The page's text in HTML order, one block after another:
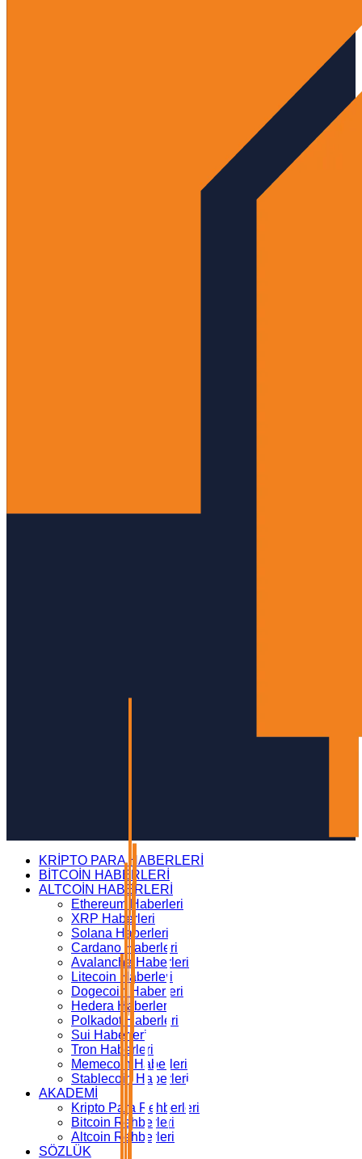
KRİPTO PARA HABERLERİ
BİTCOİN HABERLERİ
ALTCOİN HABERLERİ
Ethereum Haberleri
XRP Haberleri
Solana Haberleri
Cardano Haberleri
Avalanche Haberleri
Litecoin Haberleri
Dogecoin Haberleri
Hedera Haberleri
Polkadot Haberleri
Sui Haberleri
Tron Haberleri
Memecoin Haberleri
Stablecoin Haberleri
AKADEMİ
Kripto Para Rehberleri
Bitcoin Rehberleri
Altcoin Rehberleri
SÖZLÜK